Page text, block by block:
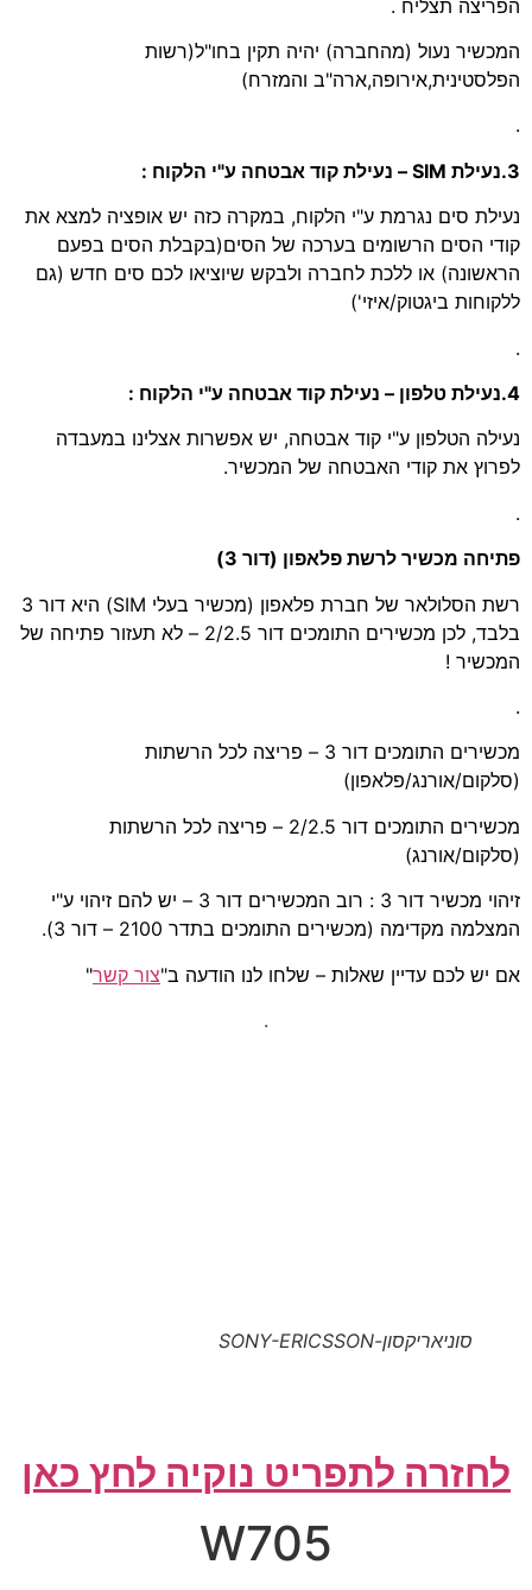
הפריצה תצליח .
המכשיר נעול (מהחברה) יהיה תקין בחו"ל(רשות
הפלסטינית,אירופה,ארה"ב והמזרח)
.
3.נעילת SIM – נעילת קוד אבטחה ע"י הלקוח :
נעילת סים נגרמת ע"י הלקוח, במקרה כזה יש אופציה למצא את
קודי הסים הרשומים בערכה של הסים(בקבלת הסים בפעם
הראשונה) או ללכת לחברה ולבקש שיוציאו לכם סים חדש (גם
ללקוחות ביגטוק/איזי')
.
4.נעילת טלפון – נעילת קוד אבטחה ע"י הלקוח :
נעילה הטלפון ע"י קוד אבטחה, יש אפשרות אצלינו במעבדה
לפרוץ את קודי האבטחה של המכשיר.
.
פתיחה מכשיר לרשת פלאפון (דור 3)
רשת הסלולאר של חברת פלאפון (מכשיר בעלי SIM) היא דור 3
בלבד, לכן מכשירים התומכים דור 2/2.5 – לא תעזור פתיחה של
המכשיר !
.
מכשירים התומכים דור 3 – פריצה לכל הרשתות
(סלקום/אורנג/פלאפון)
מכשירים התומכים דור 2/2.5 – פריצה לכל הרשתות
(סלקום/אורנג)
זיהוי מכשיר דור 3 : רוב המכשירים דור 3 – יש להם זיהוי ע"י
המצלמה מקדימה (מכשירים התומכים בתדר 2100 – דור 3).
אם יש לכם עדיין שאלות – שלחו לנו הודעה ב"צור קשר"
.
סוניאריקסון-SONY-ERICSSON
לחזרה לתפריט נוקיה לחץ כאן
W705